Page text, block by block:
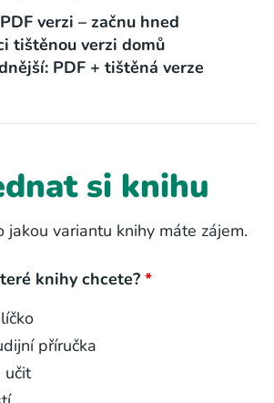
verzi – začnu hned
tištěnou verzi domů
PDF + tištěná verze
si knihu
jakou variantu knihy máte zájem.
knihy chcete? *
příručka
učit